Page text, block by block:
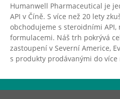
Humanwell Pharmaceutical je
API v Číně. S více než 20 lety
obchodujeme s steroidními API,
formulacemi. Náš trh pokrývá
zastoupení v Severní Americe,
s produkty prodávanými do více